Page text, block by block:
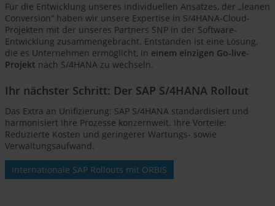
Für die Entwicklung unseres individuellen Ansatzes, der „leanen
Conversion“ haben wir unsere Expertise in S/4HANA-Cloud-
Projekten mit der unseres Partners SNP in der Software-
Entwicklung zusammengebracht. Entstanden ist eine Lösung,
die es Unternehmen ermöglicht, in einem einzigen Go-live-
Projekt nach S/4HANA zu wechseln.
Ihr nächster Schritt: Der SAP S/4HANA Rollout
Das Extra an Unifizierung: SAP S/4HANA standardisiert und
harmonisiert Ihre Prozesse konzernweit. Ihre Vorteile:
Reduzierte Kosten und geringerer Wartungs- sowie
Verwaltungsaufwand.
Internationale SAP Rollouts mit ORBIS